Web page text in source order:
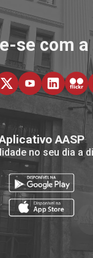
se com a
AASP
no seu dia a